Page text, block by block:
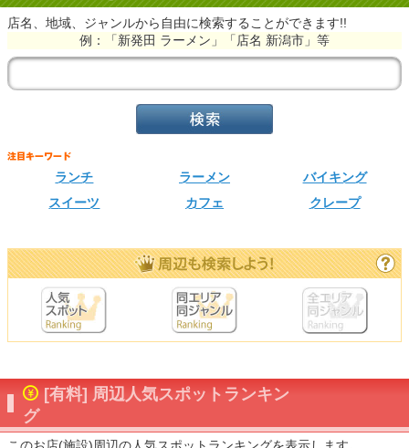
店名、地域、ジャンルから自由に検索することができます!!
例：「新発田 ラーメン」「店名 新潟市」等
ランチ ラーメン
バイキング
スイーツ
カフェ クレープ
[有料] 周辺人気スポットランキン
グ